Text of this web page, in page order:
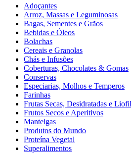
Adoçantes
Arroz, Massas e Leguminosas
Bagas, Sementes e Grãos
Bebidas e Óleos
Bolachas
Cereais e Granolas
Chás e Infusões
Coberturas, Chocolates & Gomas
Conservas
Especiarias, Molhos e Temperos
Farinhas
Frutas Secas, Desidratadas e
Frutos Secos e Aperitivos
Manteigas
Produtos do Mundo
Proteína Vegetal
Superalimentos